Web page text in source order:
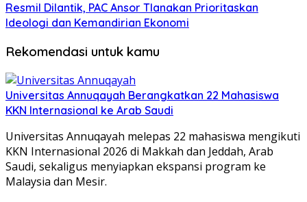
Resmil Dilantik, PAC Ansor Tlanakan Prioritaskan
Ideologi dan Kemandirian Ekonomi
Rekomendasi untuk kamu
Universitas Annuqayah Berangkatkan 22 Mahasiswa
KKN Internasional ke Arab Saudi
Universitas Annuqayah melepas 22 mahasiswa mengikuti
KKN Internasional 2026 di Makkah dan Jeddah, Arab
Saudi, sekaligus menyiapkan ekspansi program ke
Malaysia dan Mesir.